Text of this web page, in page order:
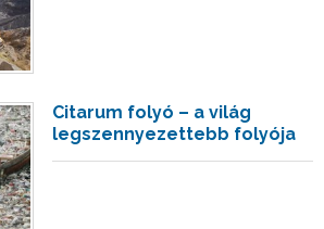
Citarum folyó – a világ
legszennyezettebb folyója